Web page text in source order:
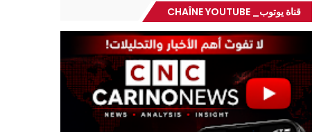
قناة يوتوب_ CHAÎNE YOUTUBE